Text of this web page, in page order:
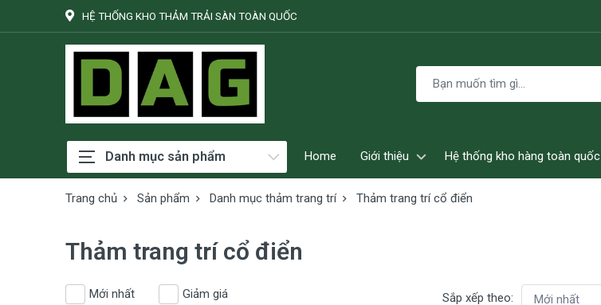
HỆ THỐNG KHO THẢM TRẢI SÀN TOÀN QUỐC
Danh mục sản phẩm Home Giới thiệu Hệ thống kho hàng toàn quốc
Trang chủ Sản phẩm Danh mục thảm trang trí Thảm trang trí cổ điển
Thảm trang trí cổ điển
Mới nhất Giảm giá Sắp xếp theo: